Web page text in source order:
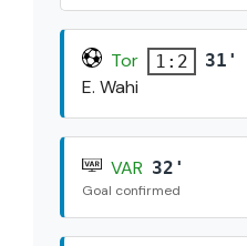
Tor 1:2 31'
E. Wahi
VAR 32'
Goal confirmed